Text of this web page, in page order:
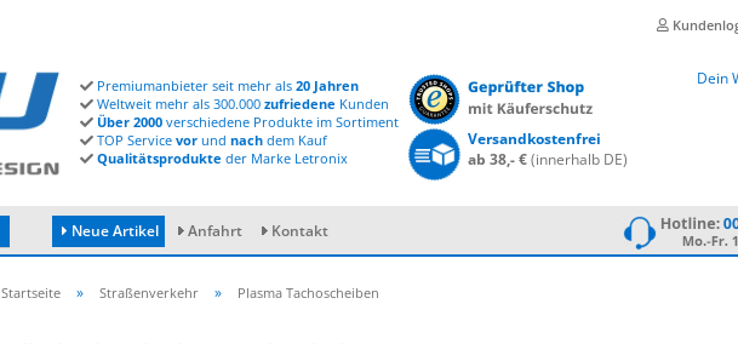
Premiumanbieter seit mehr als 20 Jahren
Weltweit mehr als 300.000 zufriedene Kunden
Über 2000 verschiedene Produkte im Sortiment
TOP Service vor und nach dem Kauf
Qualitätsprodukte der Marke Letronix
Versandkostenfrei
ab 38,- €(innerhalb DE)
Dein
Neue Artikel Anfahrt Kontakt
Startseite » Straßenverkehr » Plasma Tachoscheiben